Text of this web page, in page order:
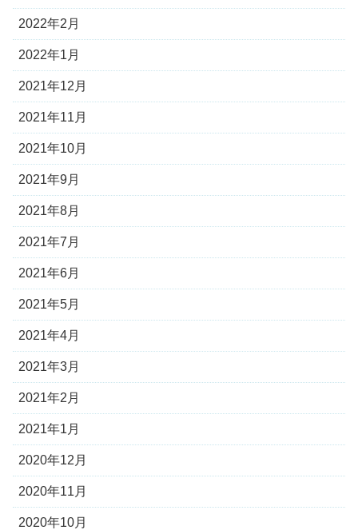
2022年2月
2022年1月
2021年12月
2021年11月
2021年10月
2021年9月
2021年8月
2021年7月
2021年6月
2021年5月
2021年4月
2021年3月
2021年2月
2021年1月
2020年12月
2020年11月
2020年10月